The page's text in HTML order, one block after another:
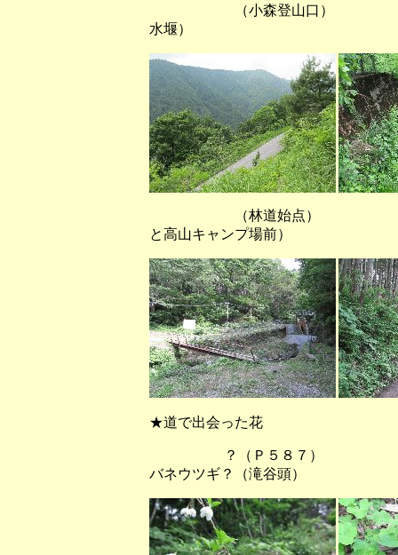
（小森登山口） （堰
水堰）
（林道始点） （
と高山キャンプ場前）
★道で出会った花
？（Ｐ５８７）
バネウツギ？（滝谷頭）